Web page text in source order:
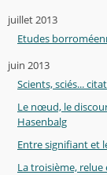
juillet 2013
Etudes
juin 2013
Scients, sciés...
Le nœud, le
Hasenbalg
Entre signifiant et
La troisième, relue